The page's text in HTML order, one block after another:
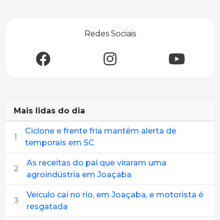
Redes Sociais
Mais lidas do dia
1
Ciclone e frente fria mantêm alerta de
temporais em SC
2
As receitas do pai que viraram uma
agroindústria em Joaçaba
3
Veículo cai no rio, em Joaçaba, e motorista é
resgatada